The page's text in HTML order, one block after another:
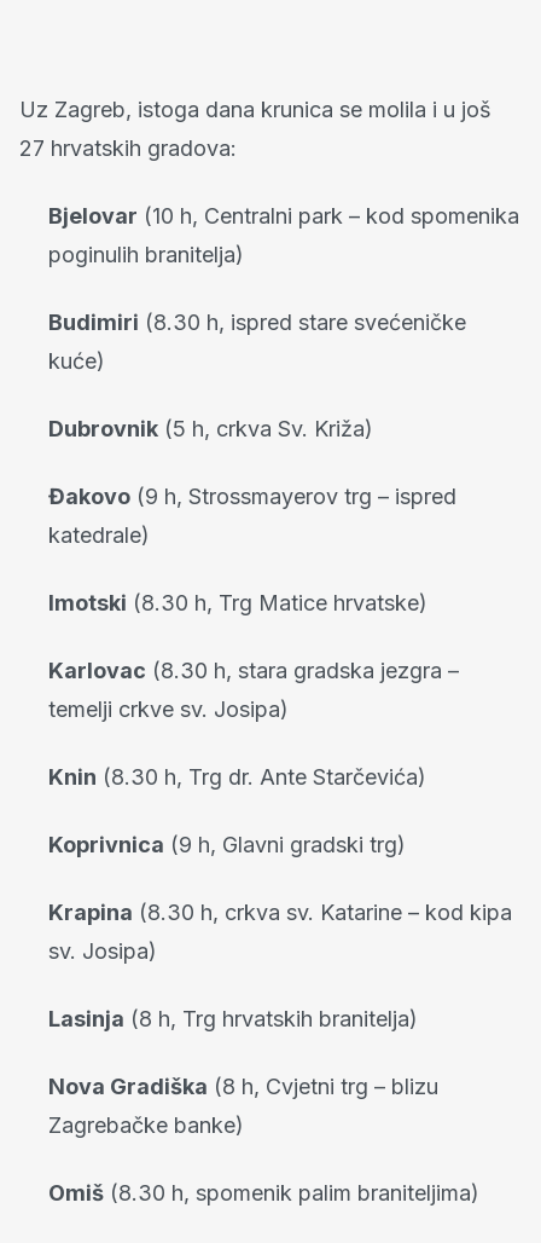
Uz Zagreb, istoga dana krunica se molila i u još
27 hrvatskih gradova:
Bjelovar (10 h, Centralni park – kod spomenika
poginulih branitelja)
Budimiri (8.30 h, ispred stare svećeničke
kuće)
Dubrovnik (5 h, crkva Sv. Križa)
Đakovo (9 h, Strossmayerov trg – ispred
katedrale)
Imotski (8.30 h, Trg Matice hrvatske)
Karlovac (8.30 h, stara gradska jezgra –
temelji crkve sv. Josipa)
Knin (8.30 h, Trg dr. Ante Starčevića)
Koprivnica (9 h, Glavni gradski trg)
Krapina (8.30 h, crkva sv. Katarine – kod kipa
sv. Josipa)
Lasinja (8 h, Trg hrvatskih branitelja)
Nova Gradiška (8 h, Cvjetni trg – blizu
Zagrebačke banke)
Omiš (8.30 h, spomenik palim braniteljima)